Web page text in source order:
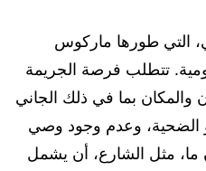
التي طورها ماركوس
تتطلب فرصة الجريمة
والمكان بما في ذلك الجاني
الضحية، وعدم وجود وصي
مثل الشارع، أن يشمل